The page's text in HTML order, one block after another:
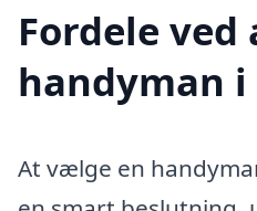
Fordele
handyman
At vælge en